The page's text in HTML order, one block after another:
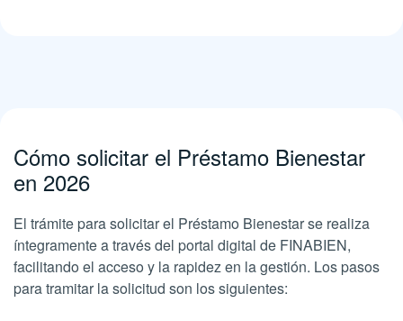
Cómo solicitar el Préstamo Bienestar
en 2026
El trámite para solicitar el Préstamo Bienestar se realiza
íntegramente a través del portal digital de FINABIEN,
facilitando el acceso y la rapidez en la gestión. Los pasos
para tramitar la solicitud son los siguientes: